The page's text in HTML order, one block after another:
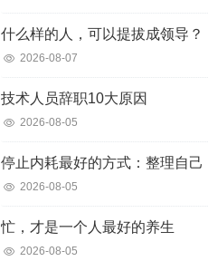
什么样的人，可以提拔成领导？
2026-08-07
技术人员辞职10大原因
2026-08-05
停止内耗最好的方式：整理自己
2026-08-05
忙，才是一个人最好的养生
2026-08-05